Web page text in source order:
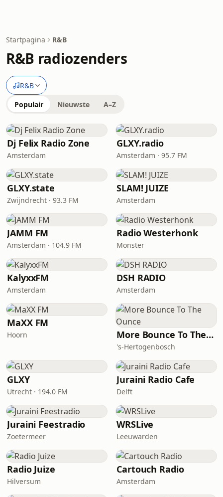
Startpagina R&B
R&B radiozenders
R&B
Populair Nieuwste A–Z
Dj Felix Radio Zone
Amsterdam
GLXY.radio
Amsterdam · 95.7 FM
GLXY.state
Zwijndrecht · 93.3 FM
SLAM! JUIZE
Amsterdam
JAMM FM
Amsterdam · 104.9 FM
Radio Westerhonk
Monster
KalyxxFM
Amsterdam
DSH RADIO
Amsterdam
MaXX FM
Hoorn More Bounce To The Ounce
's-Hertogenbosch
GLXY
Utrecht · 194.0 FM
Juraini Radio Cafe
Delft
Juraini Feestradio
Zoetermeer
WRSLive
Leeuwarden
Radio Juize
Hilversum
Cartouch Radio
Amsterdam